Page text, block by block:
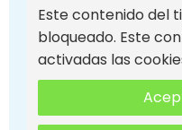
Este contenido del
bloqueado. Este
activadas las